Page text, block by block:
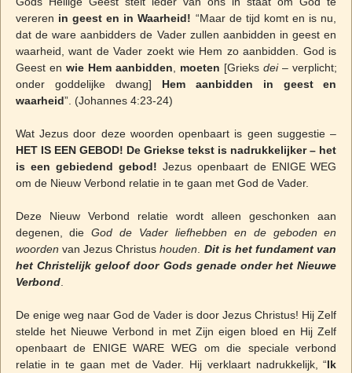
vereren in geest en in Waarheid! “Maar de tijd komt en is nu,
dat de ware aanbidders de Vader zullen aanbidden in geest en
waarheid, want de Vader zoekt wie Hem zo aanbidden. God is
Geest en wie Hem aanbidden moeten [Grieks dei– verplicht;
onder goddelijke dwang] Hem aanbidden in geest en
waarheid”. (Johannes 4:23-24)
Wat Jezus door deze woorden openbaart is geen suggestie –
HET IS EEN GEBOD! De Griekse tekst is nadrukkelijker – het
is een gebiedend gebod! Jezus openbaart de ENIGE WEG
om de Nieuw Verbond relatie in te gaan met God de Vader.
Deze Nieuw Verbond relatie wordt alleen geschonken aan
degenen, dieGod de Vader liefhebben en de geboden en
woorden van Jezus Christushouden
Dit is het fundament van
het Christelijk geloof door Gods genade onder het Nieuwe
Verbond.
De enige weg naar God de Vader is door Jezus Christus! Hij Zelf
stelde het Nieuwe Verbond in met Zijn eigen bloed en Hij Zelf
openbaart de ENIGE WARE WEG om die speciale verbond
relatie in te gaan met de Vader. Hij verklaart nadrukkelijk, “Ik